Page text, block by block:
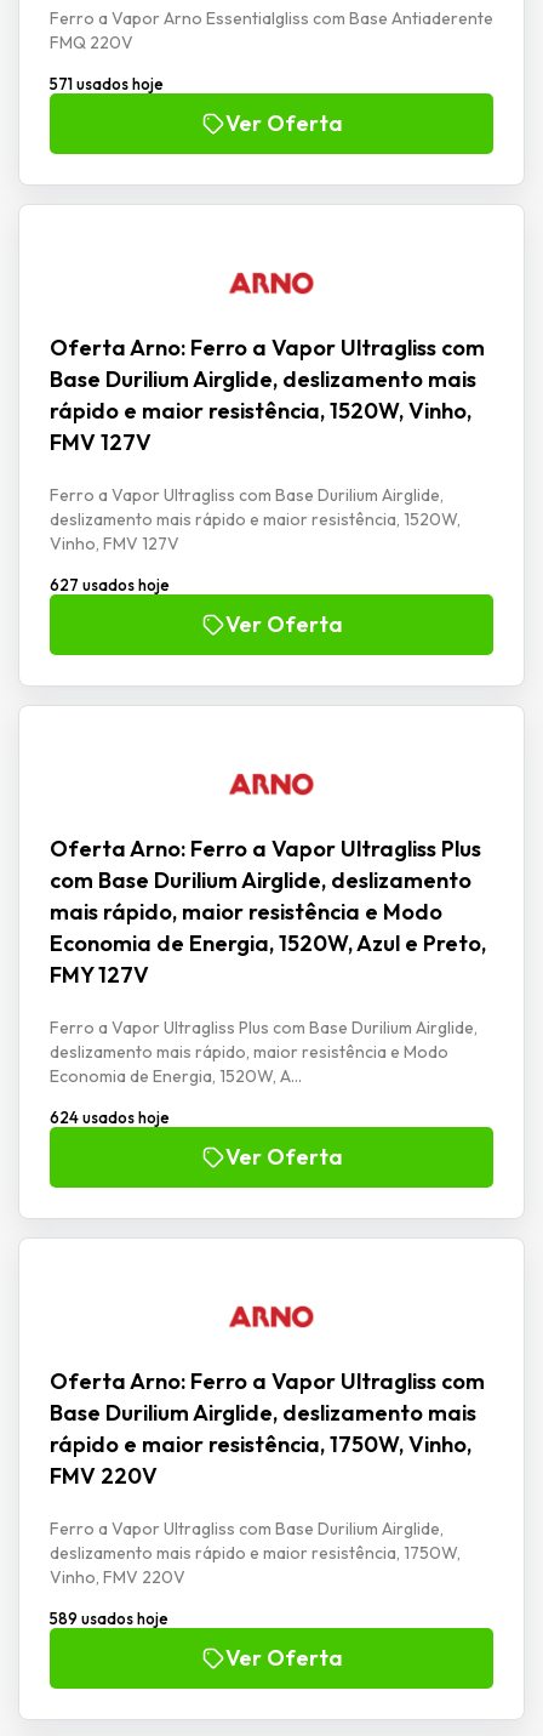
Ferro a Vapor Arno Essentialgliss com Base Antiaderente
FMQ 220V
571 usados hoje
Ver Oferta
Oferta Arno: Ferro a Vapor Ultragliss com
Base Durilium Airglide, deslizamento mais
rápido e maior resistência, 1520W, Vinho,
FMV 127V
Ferro a Vapor Ultragliss com Base Durilium Airglide,
deslizamento mais rápido e maior resistência, 1520W,
Vinho, FMV 127V
627 usados hoje
Ver Oferta
Oferta Arno: Ferro a Vapor Ultragliss Plus
com Base Durilium Airglide, deslizamento
mais rápido, maior resistência e Modo
Economia de Energia, 1520W, Azul e Preto,
FMY 127V
Ferro a Vapor Ultragliss Plus com Base Durilium Airglide,
deslizamento mais rápido, maior resistência e Modo
Economia de Energia, 1520W, A...
624 usados hoje
Ver Oferta
Oferta Arno: Ferro a Vapor Ultragliss com
Base Durilium Airglide, deslizamento mais
rápido e maior resistência, 1750W, Vinho,
FMV 220V
Ferro a Vapor Ultragliss com Base Durilium Airglide,
deslizamento mais rápido e maior resistência, 1750W,
Vinho, FMV 220V
589 usados hoje
Ver Oferta